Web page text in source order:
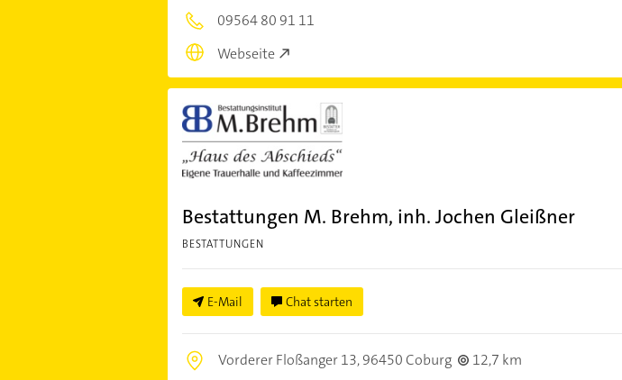
09564 80 91 11
Webseite
Bestattungen M. Brehm, inh. Jochen Gleißner
BESTATTUNGEN
E-Mail Chat starten
Vorderer Floßanger 13,96450 Coburg
12,7 km